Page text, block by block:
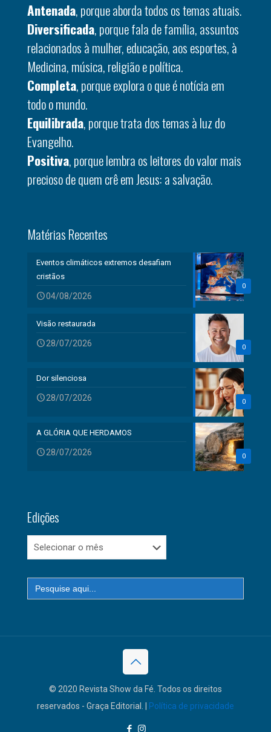
Antenada, porque aborda todos os temas atuais.
Diversificada, porque fala de família, assuntos
relacionados à mulher, educação, aos esportes, à
Medicina, música, religião e política.
Completa, porque explora o que é notícia em
todo o mundo.
Equilibrada, porque trata dos temas à luz do
Evangelho.
Positiva, porque lembra os leitores do valor mais
precioso de quem crê em Jesus: a salvação.
Matérias Recentes
0
Eventos climáticos extremos desafiam
cristãos
04/08/2026
0
Visão restaurada
28/07/2026
0
Dor silenciosa
28/07/2026
0
A GLÓRIA QUE HERDAMOS
28/07/2026
Edições
Edições
Search
for:
© 2020 Revista Show da Fé. Todos os direitos
reservados - Graça Editorial. |
Política de privacidade